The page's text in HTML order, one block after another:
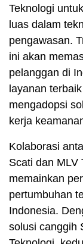
Teknologi
luas dalam
pengawasan.
ini akan
pelanggan di
layanan
mengadopsi
kerja
Kolaborasi
Scati dan MLV
memainkan
pertumbuhan
Indonesia.
solusi canggih